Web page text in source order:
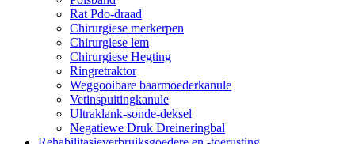
Rat Pdo-draad
Chirurgiese merkerpen
Chirurgiese lem
Chirurgiese Hegting
Ringretraktor
Weggooibare baarmoederkanule
Vetinspuitingkanule
Ultraklank-sonde-deksel
Negatiewe Druk Dreineringbal